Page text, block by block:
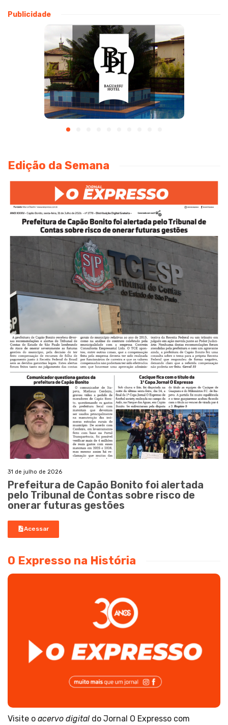
Publicidade
Edição da Semana
31 de julho de 2026
Prefeitura de Capão Bonito foi alertada
pelo Tribunal de Contas sobre risco de
onerar futuras gestões
Acessar
O Expresso na História
Visite o acervo digital do Jornal O Expresso com